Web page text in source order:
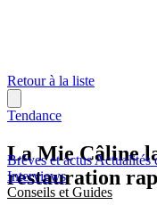
Brèves et actusActualités
Interviews
Conseils et Guides
Retour à la liste
Tendance
La Mie Câline
restauration